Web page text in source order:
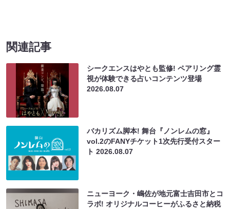
関連記事
シークエンスはやとも監修! ペアリング霊
視が体験できる占いコンテンツ登場
2026.08.07
バカリズム脚本! 舞台『ノンレムの窓』
vol.2のFANYチケット1次先行受付スター
ト2026.08.07
ニューヨーク・嶋佐が地元富士吉田市とコ
ラボ! オリジナルコーヒーがふるさと納税